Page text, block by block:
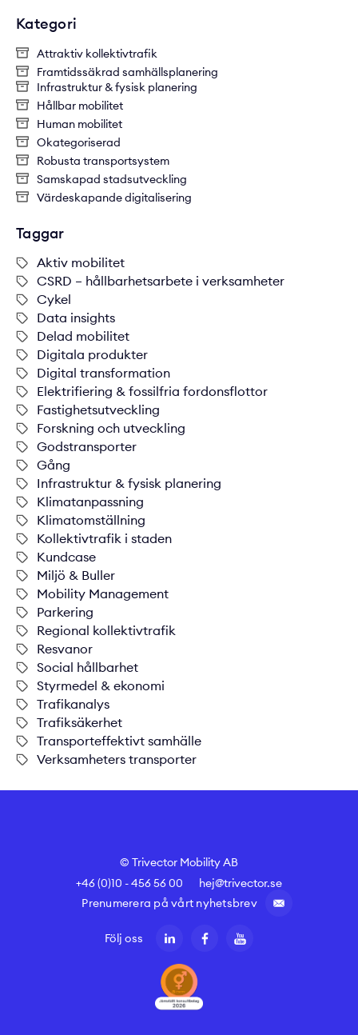
Kategori
Attraktiv kollektivtrafik
Framtidssäkrad samhällsplanering
Infrastruktur & fysisk planering
Hållbar mobilitet
Human mobilitet
Okategoriserad
Robusta transportsystem
Samskapad stadsutveckling
Värdeskapande digitalisering
Taggar
Aktiv mobilitet
CSRD – hållbarhetsarbete i verksamheter
Cykel
Data insights
Delad mobilitet
Digitala produkter
Digital transformation
Elektrifiering & fossilfria fordonsflottor
Fastighetsutveckling
Forskning och utveckling
Godstransporter
Gång
Infrastruktur & fysisk planering
Klimatanpassning
Klimatomställning
Kollektivtrafik i staden
Kundcase
Miljö & Buller
Mobility Management
Parkering
Regional kollektivtrafik
Resvanor
Social hållbarhet
Styrmedel & ekonomi
Trafikanalys
Trafiksäkerhet
Transporteffektivt samhälle
Verksamheters transporter
© Trivector Mobility AB
+46 (0)10 - 456 56 00
hej@trivector.se
Prenumerera på vårt nyhetsbrev
Följ oss